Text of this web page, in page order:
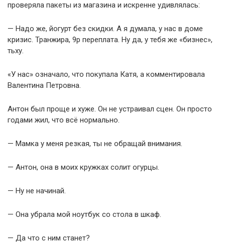
проверяла пакеты из магазина и искренне удивлялась:
— Надо же, йогурт без скидки. А я думала, у нас в доме
кризис. Транжира, 9р переплата. Ну да, у тебя же «бизнес»,
тьху.
«У нас» означало, что покупала Катя, а комментировала
Валентина Петровна.
Антон был проще и хуже. Он не устраивал сцен. Он просто
годами жил, что всё нормально.
— Мамка у меня резкая, ты не обращай внимания.
— Антон, она в моих кружках солит огурцы.
— Ну не начинай.
— Она убрала мой ноутбук со стола в шкаф.
— Да что с ним станет?